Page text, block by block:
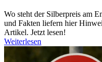
Wo steht der Silberpreis am
und Fakten liefern hier
Artikel. Jetzt lesen!
Weiterlesen